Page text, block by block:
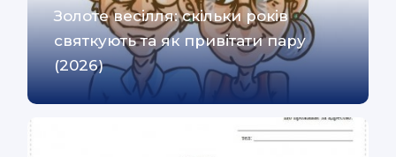
Золоте весілля: скільки років
святкують та як привітати пару
(2026)